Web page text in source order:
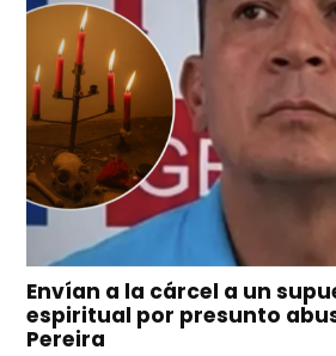
Envían a la cárcel a un
espiritual por presunto
Pereira